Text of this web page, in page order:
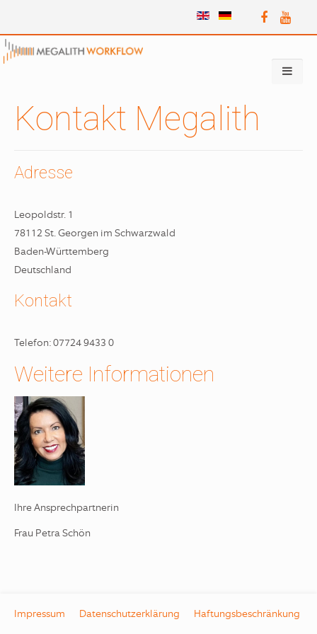
Kontakt Megalith
Adresse
Leopoldstr. 1
78112 St. Georgen im Schwarzwald
Baden-Württemberg
Deutschland
Kontakt
Telefon: 07724 9433 0
Weitere Informationen
Ihre Ansprechpartnerin
Frau Petra Schön
Impressum Datenschutzerklärung Haftungsbeschränkung